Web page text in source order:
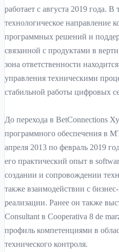
работает с августа 2019 года.
технологическое направление
программных решений и
связанной с продуктами в
зона ответственности
управления техническими
стабильной работы цифровых
До перехода в BetConnections
программного обеспечения в
апреля 2013 по февраль 2019
его практический опыт в
создании и сопровождении
также взаимодействии с
реализации. Ранее он также
Consultant в Cooperativa 8 de
профиль компетенциями в
технического контроля.